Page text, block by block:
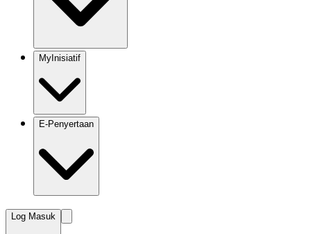
MyInisiatif
E-Penyertaan
Log Masuk